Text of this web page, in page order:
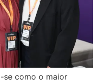
se como o maior